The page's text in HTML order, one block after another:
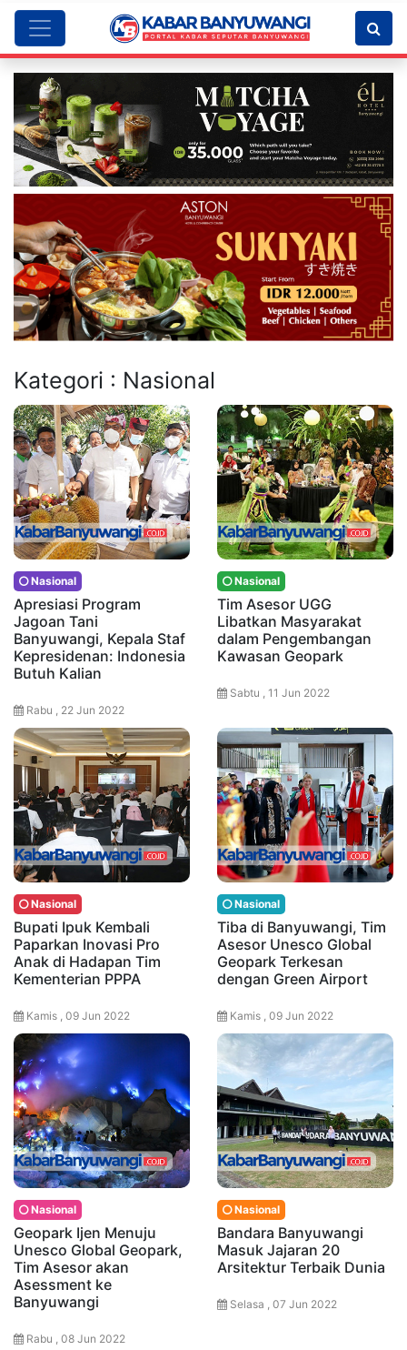
Kategori : Nasional
Nasional
Apresiasi Program
Jagoan Tani
Banyuwangi, Kepala Staf
Kepresidenan: Indonesia
Butuh Kalian
Rabu , 22 Jun 2022
Nasional
Tim Asesor UGG
Libatkan Masyarakat
dalam Pengembangan
Kawasan Geopark
Sabtu , 11 Jun 2022
Nasional
Bupati Ipuk Kembali
Paparkan Inovasi Pro
Anak di Hadapan Tim
Kementerian PPPA
Kamis , 09 Jun 2022
Nasional
Tiba di Banyuwangi, Tim
Asesor Unesco Global
Geopark Terkesan
dengan Green Airport
Kamis , 09 Jun 2022
Nasional
Geopark Ijen Menuju
Unesco Global Geopark,
Tim Asesor akan
Asessment ke
Banyuwangi
Rabu , 08 Jun 2022
Nasional
Bandara Banyuwangi
Masuk Jajaran 20
Arsitektur Terbaik Dunia
Selasa , 07 Jun 2022